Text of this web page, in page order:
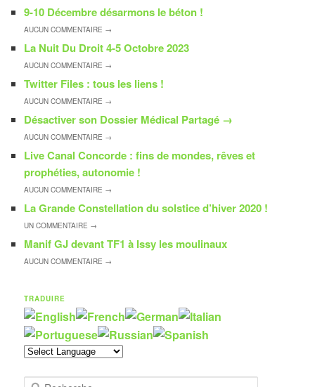
9-10 Décembre désarmons le béton !
AUCUNCOMMENTAIRE →
La Nuit Du Droit 4-5 Octobre 2023
AUCUNCOMMENTAIRE →
Twitter Files : tous les liens !
AUCUNCOMMENTAIRE →
Désactiver son Dossier Médical Partagé →
AUCUNCOMMENTAIRE →
Live Canal Concorde : fins de mondes, rêves et
prophéties, autonomie !
AUCUNCOMMENTAIRE →
La Grande Constellation du solstice d’hiver 2020 !
UNCOMMENTAIRE →
Manif GJ devant TF1 à Issy les moulinaux
AUCUNCOMMENTAIRE →
TRADUIRE